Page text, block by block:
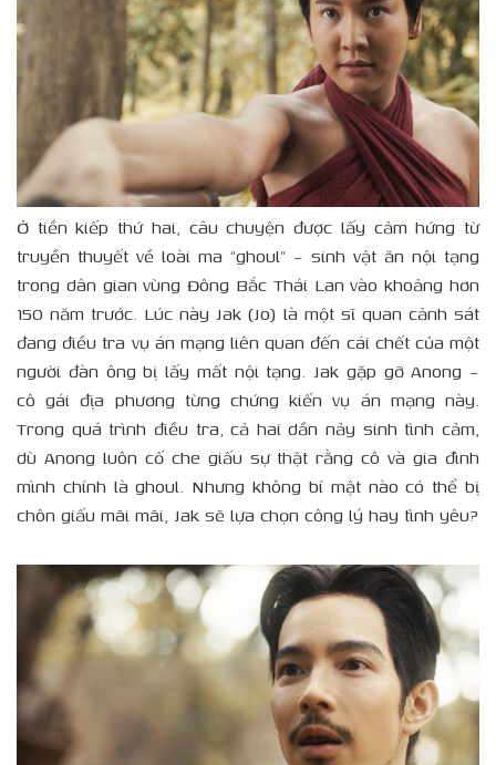
Ở tiền kiếp thứ hai, câu chuyện được lấy cảm hứng từ
truyền thuyết về loài ma “ghoul” – sinh vật ăn nội tạng
trong dân gian vùng Đông Bắc Thái Lan vào khoảng hơn
150 năm trước. Lúc này Jak (Jo) là một sĩ quan cảnh sát
đang điều tra vụ án mạng liên quan đến cái chết của một
người đàn ông bị lấy mất nội tạng. Jak gặp gỡ Anong –
cô gái địa phương từng chứng kiến vụ án mạng này.
Trong quá trình điều tra, cả hai dần nảy sinh tình cảm,
dù Anong luôn cố che giấu sự thật rằng cô và gia đình
mình chính là ghoul. Nhưng không bí mật nào có thể bị
chôn giấu mãi mãi, Jak sẽ lựa chọn công lý hay tình yêu?